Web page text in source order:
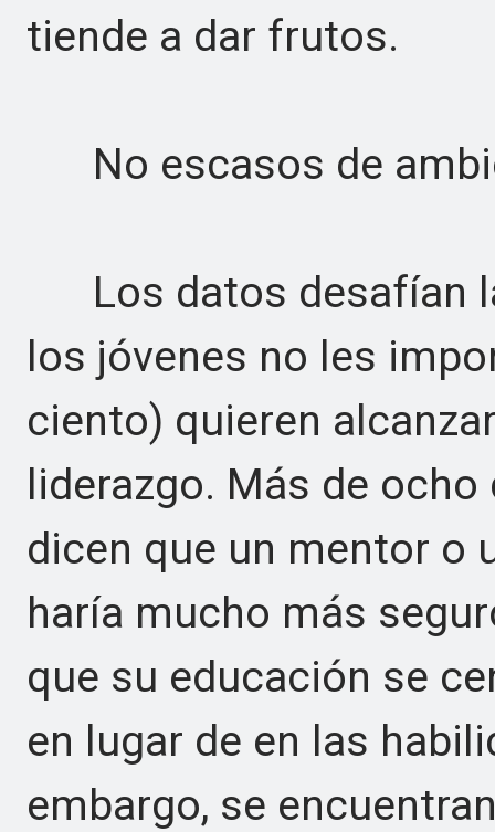
tiende a dar frutos.
No escasos de
Los datos desafían
los jóvenes no les
ciento) quieren
liderazgo. Más de
dicen que un mentor o
haría mucho más
que su educación se
en lugar de en las
embargo, se